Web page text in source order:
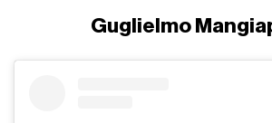
Guglielmo